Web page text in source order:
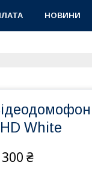
НОВИНИ
White
₴